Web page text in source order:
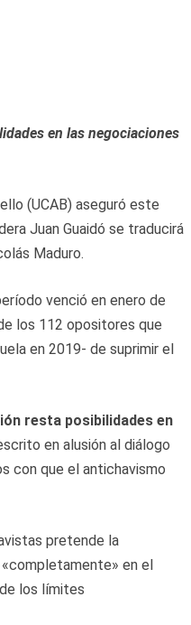
en las negociaciones
(UCAB) aseguró este
Juan Guaidó se traducirá
Maduro.
venció en enero de
los 112 opositores que
en 2019- de suprimir el
resta posibilidades en
en alusión al diálogo
con que el antichavismo
pretende la
en el
los límites